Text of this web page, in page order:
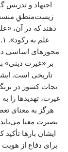
اجتهاد و تدریس
زیست‌منطقِ منسجم
دهند که در آن،
محورهای اساسی در
بر «غیرت دینی»
تاریخی است.
نجات کشور در
غیرت، تهدیدها را
هرگز به معنای
بصیرت معنا
ایشان بارها
برای دفاع از